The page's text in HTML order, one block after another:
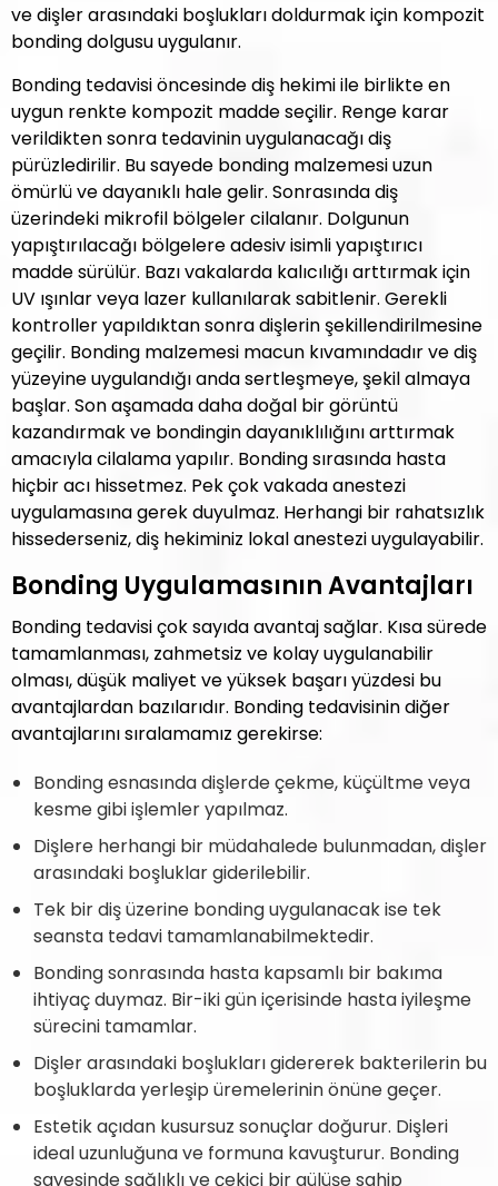
ve dişler arasındaki boşlukları doldurmak için kompozit
bonding dolgusu uygulanır.
Bonding tedavisi öncesinde diş hekimi ile birlikte en
uygun renkte kompozit madde seçilir. Renge karar
verildikten sonra tedavinin uygulanacağı diş
pürüzledirilir. Bu sayede bonding malzemesi uzun
ömürlü ve dayanıklı hale gelir. Sonrasında diş
üzerindeki mikrofil bölgeler cilalanır. Dolgunun
yapıştırılacağı bölgelere adesiv isimli yapıştırıcı
madde sürülür. Bazı vakalarda kalıcılığı arttırmak için
UV ışınlar veya lazer kullanılarak sabitlenir. Gerekli
kontroller yapıldıktan sonra dişlerin şekillendirilmesine
geçilir. Bonding malzemesi macun kıvamındadır ve diş
yüzeyine uygulandığı anda sertleşmeye, şekil almaya
başlar. Son aşamada daha doğal bir görüntü
kazandırmak ve bondingin dayanıklılığını arttırmak
amacıyla cilalama yapılır. Bonding sırasında hasta
hiçbir acı hissetmez. Pek çok vakada anestezi
uygulamasına gerek duyulmaz. Herhangi bir rahatsızlık
hissederseniz, diş hekiminiz lokal anestezi uygulayabilir.
Bonding Uygulamasının Avantajları
Bonding tedavisi çok sayıda avantaj sağlar. Kısa sürede
tamamlanması, zahmetsiz ve kolay uygulanabilir
olması, düşük maliyet ve yüksek başarı yüzdesi bu
avantajlardan bazılarıdır. Bonding tedavisinin diğer
avantajlarını sıralamamız gerekirse:
Bonding esnasında dişlerde çekme, küçültme veya
kesme gibi işlemler yapılmaz.
Dişlere herhangi bir müdahalede bulunmadan, dişler
arasındaki boşluklar giderilebilir.
Tek bir diş üzerine bonding uygulanacak ise tek
seansta tedavi tamamlanabilmektedir.
Bonding sonrasında hasta kapsamlı bir bakıma
ihtiyaç duymaz. Bir-iki gün içerisinde hasta iyileşme
sürecini tamamlar.
Dişler arasındaki boşlukları gidererek bakterilerin bu
boşluklarda yerleşip üremelerinin önüne geçer.
Estetik açıdan kusursuz sonuçlar doğurur. Dişleri
ideal uzunluğuna ve formuna kavuşturur. Bonding
sayesinde sağlıklı ve çekici bir gülüşe sahip